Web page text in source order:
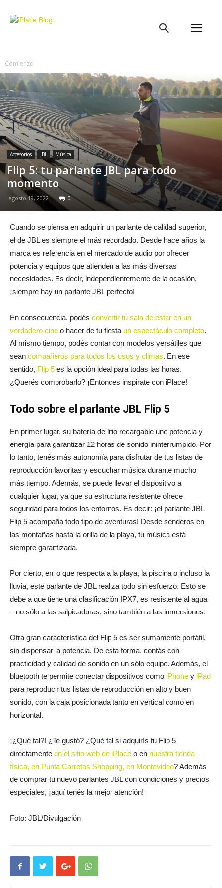
Comienzo
Accesorios JBL Música
Flip 5: tu parlante JBL para todo
momento
agosto 19, 2022 0
Cuando se piensa en adquirir un parlante de calidad superior,
el de JBL es siempre el más recordado. Desde hace años la
marca es referencia en el mercado de audio por ofrecer
potencia y equipos que atienden a las más diversas
necesidades. Es decir, independientemente de la ocasión,
¡siempre hay un parlante JBL perfecto!
En consecuencia, podés convertir tu sala de estar en un
verdadero cine o hacer de tu fiesta un espectáculo completo.
Al mismo tiempo, podés contar con modelos versátiles que
sean compañeros para todos los usos y climas. En ese
sentido, Flip 5 es la opción ideal para todas las horas.
¿Querés comprobarlo? ¡Entonces inspirate con iPlace!
Todo sobre el parlante JBL Flip 5
En primer lugar, su batería de litio recargable une potencia y
energía para garantizar 12 horas de sonido ininterrumpido. Por
lo tanto, tenés más autonomía para disfrutar de tus listas de
reproducción favoritas y escuchar música durante mucho
más tiempo. Además, se puede llevar el dispositivo a
cualquier lugar, ya que su estructura resistente ofrece
seguridad para todos los entornos. Es decir: ¡el parlante JBL
Flip 5 acompaña todo tipo de aventuras! Desde senderos en
las montañas hasta la orilla de la playa, tu música está
siempre garantizada.
Por cierto, en lo que respecta a la playa, la piscina o incluso la
lluvia, este parlante de JBL realiza todo sin esfuerzo. Esto se
debe a que tiene una clasificación IPX7, es resistente al agua
– no sólo a las salpicaduras, sino también a las inmersiones.
Otra gran característica del Flip 5 es ser sumamente portátil,
sin dispensar la potencia. De esta forma, contás con
practicidad y calidad de sonido en un sólo equipo. Además, el
bluetooth te permite conectar dispositivos como iPhone y iPad
para reproducir tus listas de reproducción en alto y buen
sonido, con la caja posicionada tanto en vertical como en
horizontal.
¡¿Qué tal?! ¿Te gustó? ¿Qué tal si adquirís tu Flip 5
directamente en el sitio web de iPlace o en nuestra tienda
física, en Punta Carretas Shopping, en Montevideo? Además
de comprar tu nuevo parlantes JBL con condiciones y precios
especiales, ¡aquí tenés la mejor atención!
Foto: JBL/Divulgación